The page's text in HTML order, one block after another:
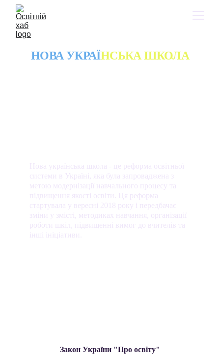
НОВА УКРАЇНСЬКА ШКОЛА
Нова українська школа - це реформа освітньої
системи в Україні, яка була запроваджена з
метою модернізації навчального процесу та
підвищення якості освіти. Ця реформа
стартувала у вересні 2018 року і передбачає
зміни у змісті, методиках навчання, організації
роботи шкіл, підвищенні вимог до вчителів та
інші ініціативи.
Закон України "Про освіту"